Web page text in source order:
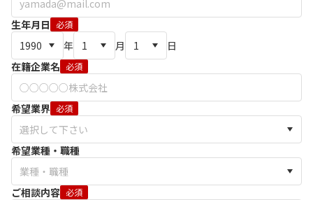
生年月日 必須
年 月
日
在籍企業名 必須
希望業界 必須
希望業種・職種
ご相談内容 必須